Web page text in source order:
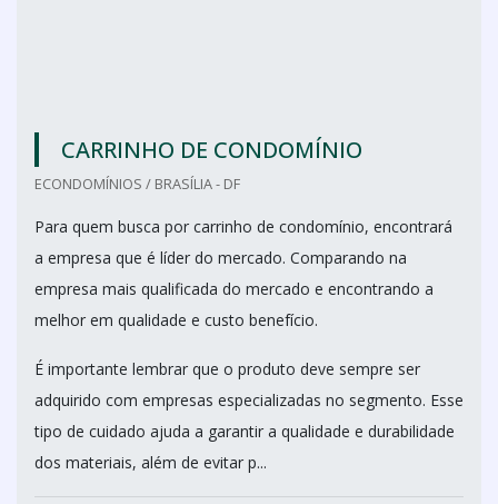
CARRINHO DE CONDOMÍNIO
ECONDOMÍNIOS / BRASÍLIA - DF
Para quem busca por carrinho de condomínio, encontrará
a empresa que é líder do mercado. Comparando na
empresa mais qualificada do mercado e encontrando a
melhor em qualidade e custo benefício.
É importante lembrar que o produto deve sempre ser
adquirido com empresas especializadas no segmento. Esse
tipo de cuidado ajuda a garantir a qualidade e durabilidade
dos materiais, além de evitar p...